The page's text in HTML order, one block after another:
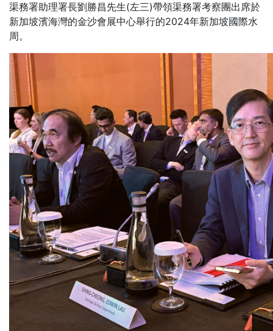
渠務署助理署長劉勝昌先生(左三)帶領渠務署考察團出席於
新加坡濱海灣的金沙會展中心舉行的2024年新加坡國際水
周。